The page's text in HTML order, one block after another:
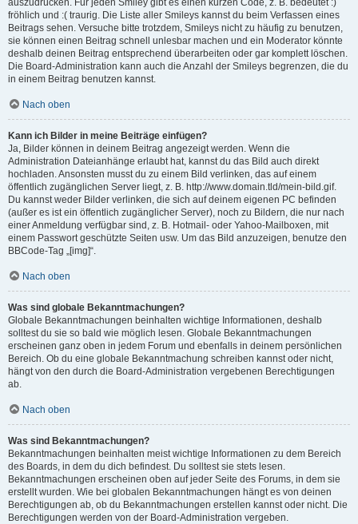
auszudrücken. Für jeden Smiley gibt es einen kurzen Code, z. B. bedeutet :)
fröhlich und :( traurig. Die Liste aller Smileys kannst du beim Verfassen eines
Beitrags sehen. Versuche bitte trotzdem, Smileys nicht zu häufig zu benutzen,
sie können einen Beitrag schnell unlesbar machen und ein Moderator könnte
deshalb deinen Beitrag entsprechend überarbeiten oder gar komplett löschen.
Die Board-Administration kann auch die Anzahl der Smileys begrenzen, die du
in einem Beitrag benutzen kannst.
Nach oben
Kann ich Bilder in meine Beiträge einfügen?
Ja, Bilder können in deinem Beitrag angezeigt werden. Wenn die
Administration Dateianhänge erlaubt hat, kannst du das Bild auch direkt
hochladen. Ansonsten musst du zu einem Bild verlinken, das auf einem
öffentlich zugänglichen Server liegt, z. B. http://www.domain.tld/mein-bild.gif.
Du kannst weder Bilder verlinken, die sich auf deinem eigenen PC befinden
(außer es ist ein öffentlich zugänglicher Server), noch zu Bildern, die nur nach
einer Anmeldung verfügbar sind, z. B. Hotmail- oder Yahoo-Mailboxen, mit
einem Passwort geschützte Seiten usw. Um das Bild anzuzeigen, benutze den
BBCode-Tag „[img]“.
Nach oben
Was sind globale Bekanntmachungen?
Globale Bekanntmachungen beinhalten wichtige Informationen, deshalb
solltest du sie so bald wie möglich lesen. Globale Bekanntmachungen
erscheinen ganz oben in jedem Forum und ebenfalls in deinem persönlichen
Bereich. Ob du eine globale Bekanntmachung schreiben kannst oder nicht,
hängt von den durch die Board-Administration vergebenen Berechtigungen
ab.
Nach oben
Was sind Bekanntmachungen?
Bekanntmachungen beinhalten meist wichtige Informationen zu dem Bereich
des Boards, in dem du dich befindest. Du solltest sie stets lesen.
Bekanntmachungen erscheinen oben auf jeder Seite des Forums, in dem sie
erstellt wurden. Wie bei globalen Bekanntmachungen hängt es von deinen
Berechtigungen ab, ob du Bekanntmachungen erstellen kannst oder nicht. Die
Berechtigungen werden von der Board-Administration vergeben.